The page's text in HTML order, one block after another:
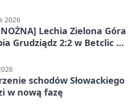
2026
Lechia Zielona Góra
Grudziądz 2:2 w Betclic 2.
schodów Słowackiego
w nową fazę